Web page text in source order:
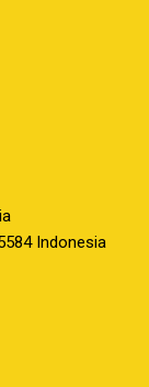
Indonesia